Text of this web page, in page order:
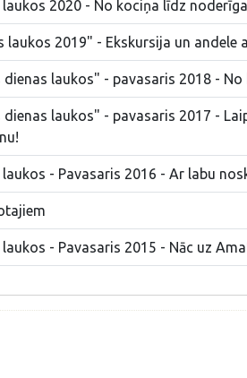
2020 - No kociņa līdz
laukos 2019" - Ekskursija un andele
laukos" - pavasaris 2018 - No
laukos" - pavasaris 2017 -
- Pavasaris 2016 - Ar labu
- Pavasaris 2015 - Nāc uz